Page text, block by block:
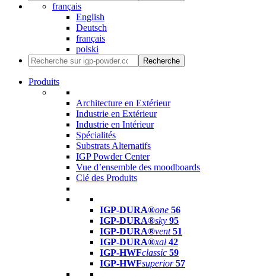
français
English
Deutsch
français
polski
Recherche
Produits
Architecture en Extérieur
Industrie en Extérieur
Industrie en Intérieur
Spécialités
Substrats Alternatifs
IGP Powder Center
Vue d’ensemble des moodboards
Clé des Produits
IGP-DURA®one 56
IGP-DURA®sky 95
IGP-DURA®vent 51
IGP-DURA®xal 42
IGP-HWFclassic 59
IGP-HWFsuperior 57